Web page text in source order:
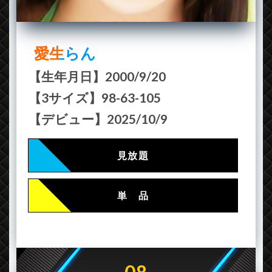
愛生らん
【生年月日】2000/9/20
【3サイズ】98-63-105
【デビュー】2025/10/9
見放題
単 品